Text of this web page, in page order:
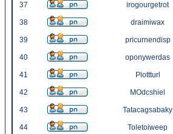
37 irogourgetrot
38 draimiwax
39 pricurnendisp
40 oponywerdas
41 Plottturl
42 MOdcshiel
43 Tatacagsabaky
44 Toletoiweep